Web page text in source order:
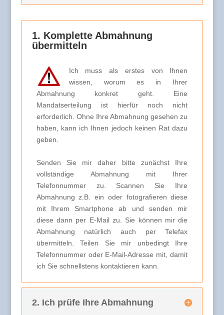
1. Komplette Abmahnung
übermitteln
Ich muss als erstes von Ihnen
wissen, worum es in Ihrer
Abmahnung konkret geht. Eine
Mandatserteilung ist hierfür noch nicht
erforderlich. Ohne Ihre Abmahnung gesehen zu
haben, kann ich Ihnen jedoch keinen Rat dazu
geben.
Senden Sie mir daher bitte zunächst Ihre
vollständige Abmahnung mit Ihrer
Telefonnummer zu. Scannen Sie Ihre
Abmahnung z.B. ein oder fotografieren diese
mit Ihrem Smartphone ab und senden mir
diese dann per E-Mail zu. Sie können mir die
Abmahnung natürlich auch per Telefax
übermitteln. Teilen Sie mir unbedingt Ihre
Telefonnummer oder E-Mail-Adresse mit, damit
ich Sie schnellstens kontaktieren kann.
2. Ich prüfe Ihre Abmahnung